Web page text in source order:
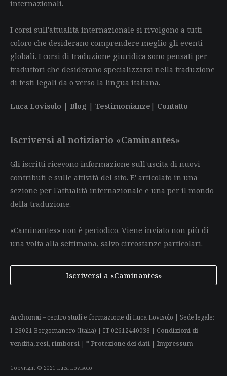
internazionali.
I corsi sull'attualità internazionale si rivolgono a tutti
coloro che desiderano comprendere meglio gli eventi
globali. I corsi di traduzione giuridica sono pensati per
traduttori che desiderano specializzarsi nella traduzione
di testi legali da o verso la lingua italiana.
Luca Lovisolo | Blog | Testimonianze | Contatto
Iscriversi al notiziario «Caminantes»
Gli iscritti ricevono informazione sull'uscita di nuovi
contributi e sulle attività del sito. E' articolato in una
sezione per l'attualità internazionale e una per il mondo
della traduzione.
«Caminantes» non è periodico. Viene inviato non più di
una volta alla settimana, salvo circostanze particolari.
Iscriversi a «Caminantes»
Archomai– centro studi e formazione di Luca Lovisolo | Sede legale:
I-28021 Borgomanero (Italia) | IT 02612440038 | Condizioni di
vendita, resi, rimborsi | * Protezione dei dati | Impressum
Copyright © 2021 Luca Lovisolo